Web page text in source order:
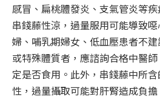
感冒、扁桃體發炎、支氣管炎等疾
串錢藤性涼，過量服用可能導致
婦、哺乳期婦女、低血壓患者不
或特殊體質者，應諮詢合格中醫
定是否食用。此外，串錢藤中所
性，過量攝取可能對肝腎造成負